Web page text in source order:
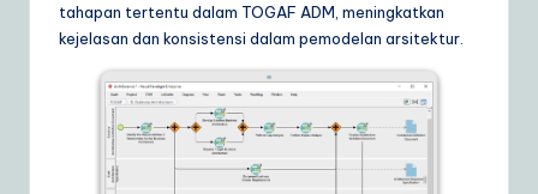
tahapan tertentu dalam TOGAF ADM, meningkatkan
kejelasan dan konsistensi dalam pemodelan arsitektur.